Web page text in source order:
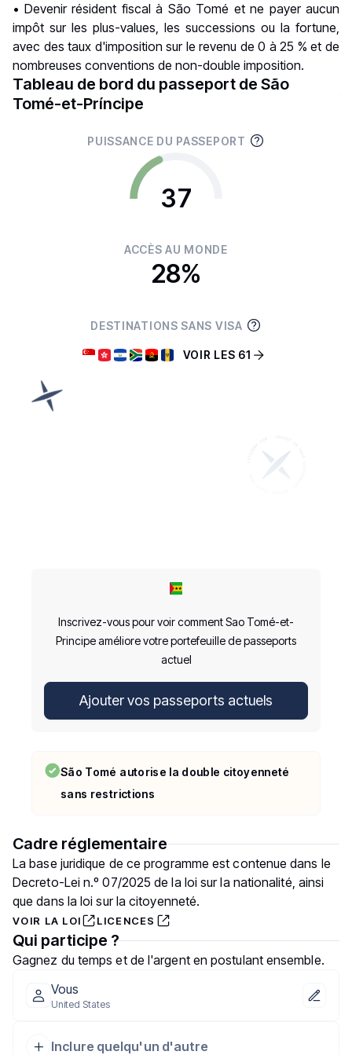
• Devenir résident fiscal à São Tomé et ne payer aucun
impôt sur les plus-values, les successions ou la fortune,
avec des taux d'imposition sur le revenu de 0 à 25 % et de
nombreuses conventions de non-double imposition.
Tableau de bord du passeport de São
Tomé-et-Príncipe
PUISSANCE DU PASSEPORT
37
ACCÈS AU MONDE
28%
DESTINATIONS SANS VISA
VOIR LES 61
Inscrivez-vous pour voir comment Sao Tomé-et-
Principe améliore votre portefeuille de passeports
actuel
Ajouter vos passeports actuels
São Tomé autorise la double citoyenneté
sans restrictions
Cadre réglementaire
La base juridique de ce programme est contenue dans le
Decreto-Lei n.º 07/2025 de la loi sur la nationalité, ainsi
que dans la loi sur la citoyenneté.
VOIR LA LOI LICENCES
Qui participe ?
Gagnez du temps et de l'argent en postulant ensemble.
Vous
United States
Inclure quelqu'un d'autre